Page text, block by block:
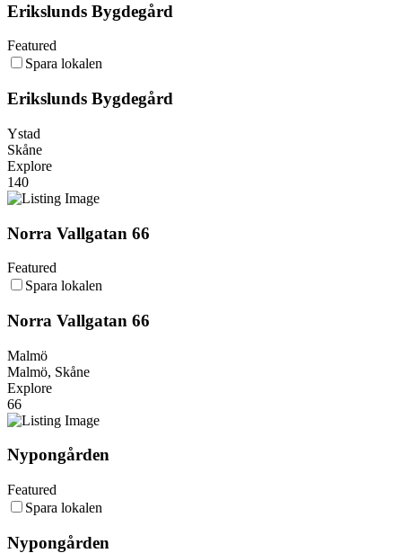
Erikslunds Bygdegård
Featured
Spara lokalen
Erikslunds Bygdegård
Ystad
Skåne
Explore
140
Norra Vallgatan 66
Featured
Spara lokalen
Norra Vallgatan 66
Malmö
Malmö, Skåne
Explore
66
Nypongården
Featured
Spara lokalen
Nypongården